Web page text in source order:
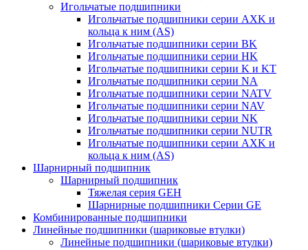
Игольчатые подшипники
Игольчатые подшипники серии AXK и
кольца к ним (AS)
Игольчатые подшипники серии BK
Игольчатые подшипники серии HK
Игольчатые подшипники серии K и KT
Игольчатые подшипники серии NA
Игольчатые подшипники серии NATV
Игольчатые подшипники серии NAV
Игольчатые подшипники серии NK
Игольчатые подшипники серии NUTR
Игольчатые подшипники серии AXK и
кольца к ним (AS)
Шарнирный подшипник
Шарнирный подшипник
Тяжелая серия GEH
Шарнирные подшипники Серии GE
Комбинированные подшипники
Линейные подшипники (шариковые втулки)
Линейные подшипники (шариковые втулки)